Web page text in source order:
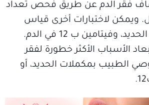
فقر الدم عن طريق فحص تعداد
ويمكن لاختبارات أخرى قياس
مستويات الحديد، وفيتامين ب 12 في الدم.
الأسباب الأكثر خطورة لفقر
الطبيب بمكملات الحديد، أو